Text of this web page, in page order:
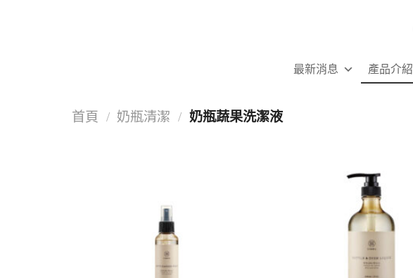
最新消息 產品介紹
首頁 / 奶瓶清潔 / 奶瓶蔬果洗潔液